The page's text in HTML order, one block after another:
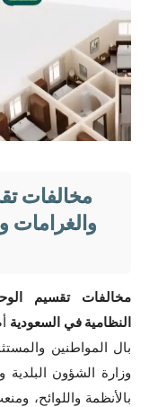
مخالفات
والغرامات
مخالفات تقسيم
النظامية في السعودية
بال المواطنين
وزارة الشؤون البلدية
بالأنظمة واللوائح،